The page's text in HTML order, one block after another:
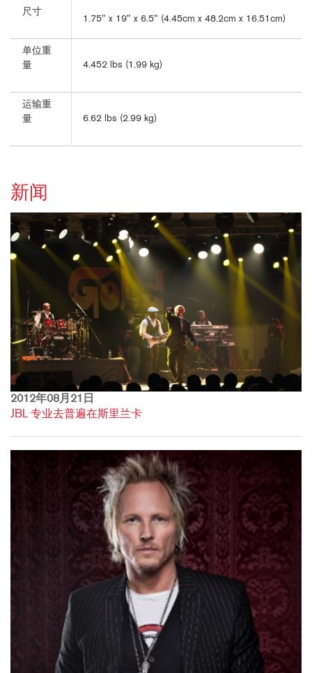
尺寸
1.75" x 19" x 6.5" (4.45cm x 48.2cm x 16.51cm)
单位重
量
4.452 lbs (1.99 kg)
运输重
量
6.62 lbs (2.99 kg)
新闻
2012年08月21日
JBL 专业去普遍在斯里兰卡